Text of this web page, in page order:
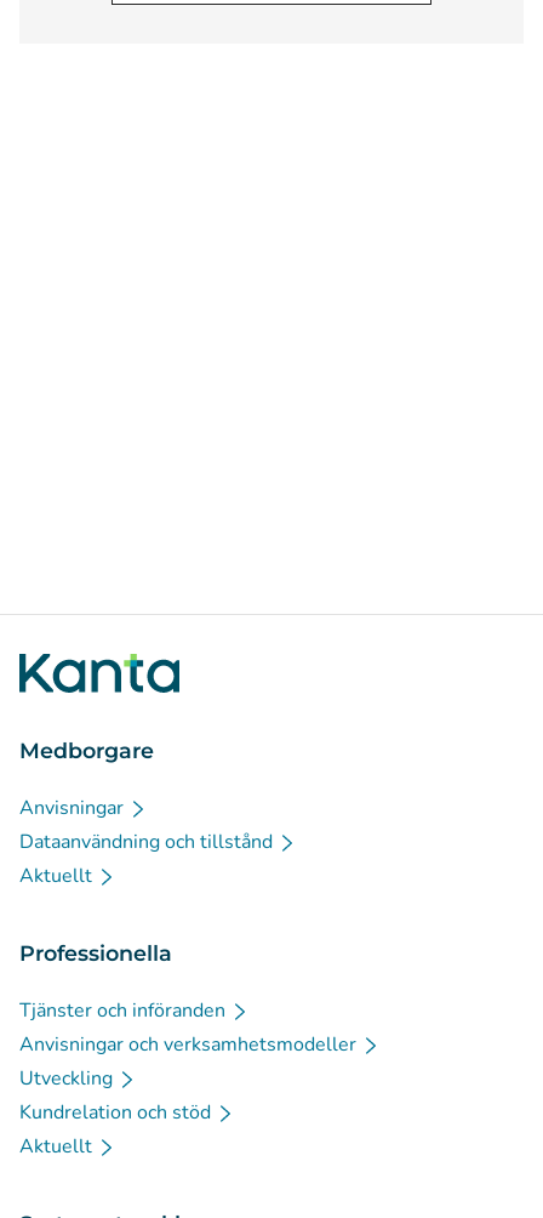
Medborgare
Anvisningar
Dataanvändning och tillstånd
Aktuellt
Professionella
Tjänster och införanden
Anvisningar och verksamhetsmodeller
Utveckling
Kundrelation och stöd
Aktuellt